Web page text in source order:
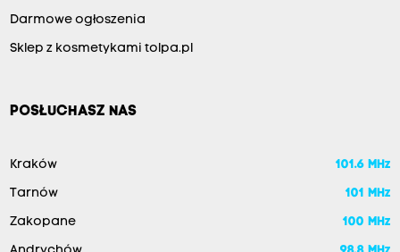
Darmowe ogłoszenia
Sklep z kosmetykami tolpa.pl
POSŁUCHASZ NAS
Kraków 101.6 MHz
Tarnów 101 MHz
Zakopane 100 MHz